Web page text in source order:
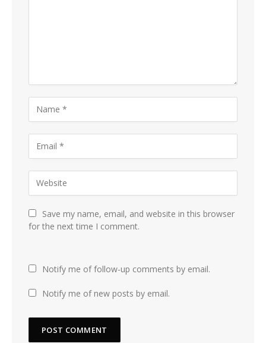
Save my name, email, and website in this browser
for the next time I comment.
Notify me of follow-up comments by email.
Notify me of new posts by email.